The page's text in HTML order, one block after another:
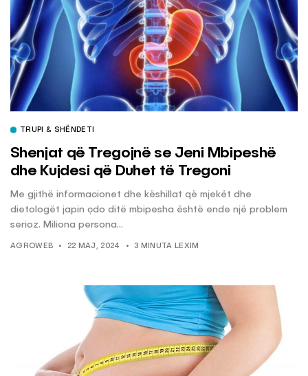
TRUPI & SHËNDETI
Shenjat që Tregojnë se Jeni Mbipeshë
dhe Kujdesi që Duhet të Tregoni
Me gjithë informacionet dhe këshillat që mjekët dhe
dietologët japin çdo ditë mbipesha është ende një problem
serioz. Miliona persona...
AGROWEB 22 MAJ, 2024 3 MINUTA LEXIM